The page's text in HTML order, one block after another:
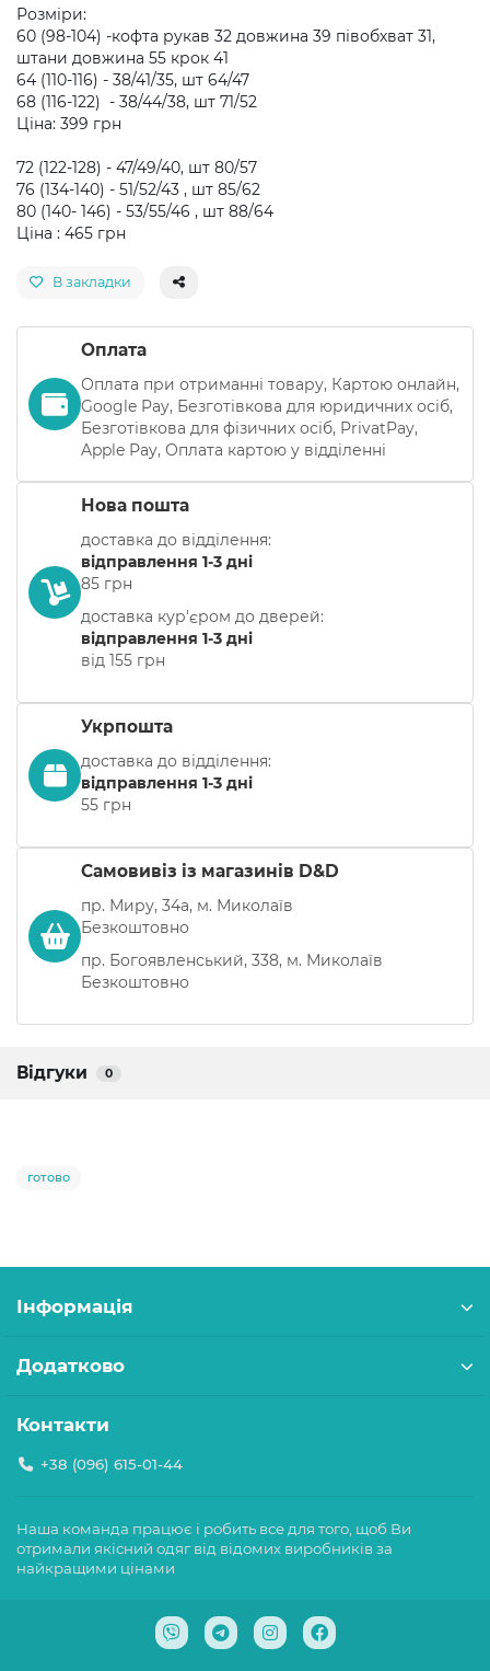
Розміри:
60 (98-104) -кофта рукав 32 довжина 39 півобхват 31,
штани довжина 55 крок 41
64 (110-116) - 38/41/35, шт 64/47
68 (116-122) - 38/44/38, шт 71/52
Ціна: 399 грн
72 (122-128) - 47/49/40, шт 80/57
76 (134-140) - 51/52/43 , шт 85/62
80 (140- 146) - 53/55/46 , шт 88/64
Ціна : 465 грн
В закладки
Оплата
Оплата при отриманні товару, Картою онлайн,
Google Pay, Безготівкова для юридичних осіб,
Безготівкова для фізичних осіб, PrivatPay,
Apple Pay, Оплата картою у відділенні
Нова пошта
доставка до відділення:
відправлення 1-3 дні
85 грн
доставка кур'єром до дверей:
відправлення 1-3 дні
від 155 грн
Укрпошта
доставка до відділення:
відправлення 1-3 дні
55 грн
Самовивіз із магазинів D&D
пр. Миру, 34а, м. Миколаїв
Безкоштовно
пр. Богоявленський, 338, м. Миколаїв
Безкоштовно
Відгуки 0
готово
Інформація
Додатково
Контакти
+38 (096) 615-01-44
Наша команда працює і робить все для того, щоб Ви
отримали якісний одяг від відомих виробників за
найкращими цінами